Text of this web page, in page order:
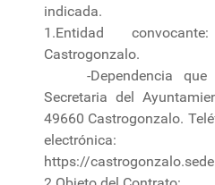
indicada.
1.Entidad
Castrogonzalo.
-Dependencia que
Secretaria del
49660 Castrogonzalo.
electrónica:
https://